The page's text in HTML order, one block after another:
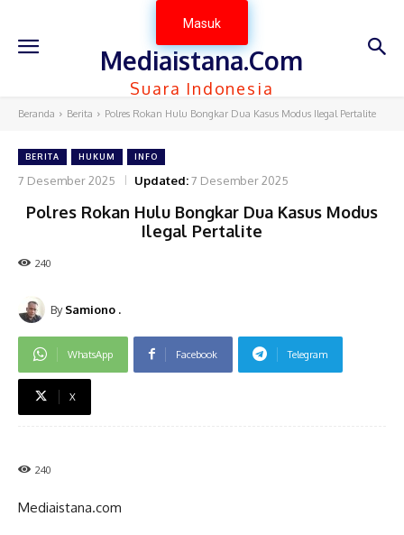
Masuk
Mediaistana.Com
Suara Indonesia
Beranda Berita Polres Rokan Hulu Bongkar Dua Kasus Modus Ilegal Pertalite
BERITA HUKUM INFO
7 Desember 2025 Updated:7 Desember 2025
Polres Rokan Hulu Bongkar Dua Kasus Modus
Ilegal Pertalite
240
By Samiono .
WhatsApp Facebook Telegram
X
240
Mediaistana.com